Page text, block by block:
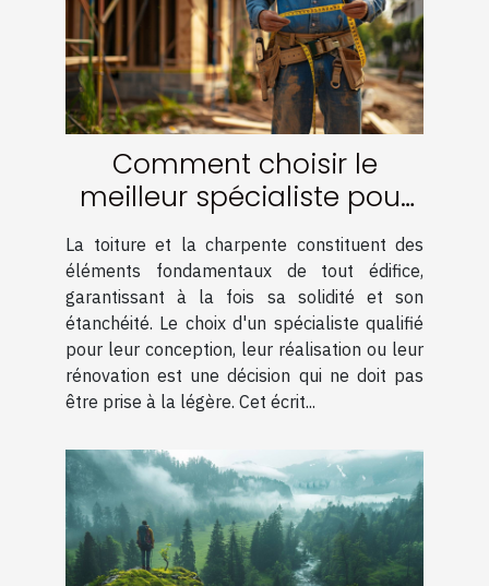
Comment choisir le
meilleur spécialiste pour
votre charpente et
couverture
La toiture et la charpente constituent des
éléments fondamentaux de tout édifice,
garantissant à la fois sa solidité et son
étanchéité. Le choix d'un spécialiste qualifié
pour leur conception, leur réalisation ou leur
rénovation est une décision qui ne doit pas
être prise à la légère. Cet écrit...